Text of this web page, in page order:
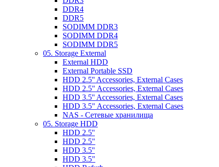
DDR4
DDR5
SODIMM DDR3
SODIMM DDR4
SODIMM DDR5
05. Storage External
External HDD
External Portable SSD
HDD 2.5'' Accessories, External Cases
HDD 2.5" Accessories, External Cases
HDD 3.5'' Accessories, External Cases
HDD 3.5" Accessories, External Cases
NAS - Сетевые хранилища
05. Storage HDD
HDD 2.5''
HDD 2.5"
HDD 3.5''
HDD 3.5"